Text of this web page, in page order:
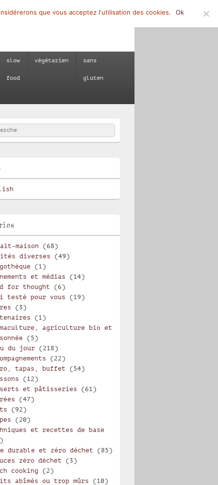
slow
food
végétarien sans
gluten
:
maison (68)
diverses (49)
(1)
et médias (14)
for thought (6)
testé pour vous (19)
(3)
(1)
agriculture bio et
(5)
du jour (218)
(22)
tapas, buffet (54)
(12)
et pâtisseries (61)
(47)
(92)
(20)
et recettes de base
durable et zéro déchet (85)
zéro déchet (3)
cooking (2)
abîmés ou trop mûrs (10)
que vous acceptez l'utilisation des cookies. Ok